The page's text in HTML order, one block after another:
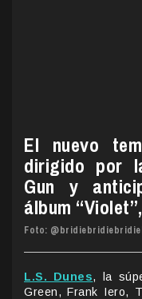
El nuevo
dirigido por
Gun y
álbum
Foto:
L.S. Dunes, la
Green, Frank Iero,